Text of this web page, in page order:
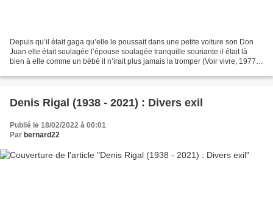
Depuis qu’il était gaga qu’elle le poussait dans une petite voiture son Don
Juan elle était soulagée l’épouse soulagée tranquille souriante il était là
bien à elle comme un bébé il n’irait plus jamais la tromper (Voir vivre, 1977)
Denis Rigal (1938 - 2021) : Divers exil
Publié le 18/02/2022 à 00:01
Par bernard22